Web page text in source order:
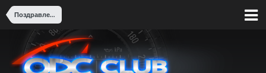
Поздравления